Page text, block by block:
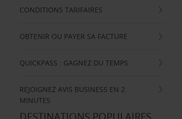
CONDITIONS TARIFAIRES
OBTENIR OU PAYER SA FACTURE
QUICKPASS : GAGNEZ DU TEMPS
REJOIGNEZ AVIS BUSINESS EN 2
MINUTES